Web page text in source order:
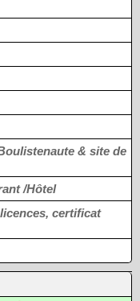
& site de
/Hôtel
certificat